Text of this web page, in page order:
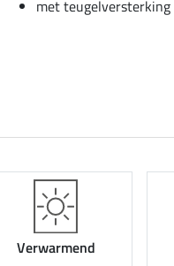
met teugelversterking
Verwarmend